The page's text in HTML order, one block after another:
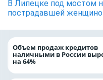
В Липецке под мостом
пострадавшей
Объем продаж кредитов
наличными в России
на 64%